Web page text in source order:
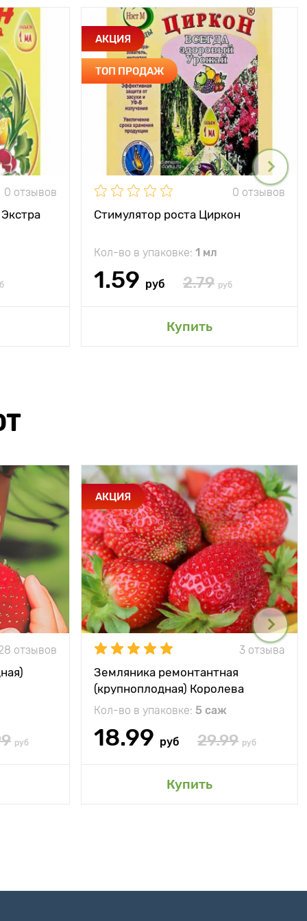
0 отзывов
АКЦИЯ
ТОП ПРОДАЖ
0 отзывов
Стимулятор роста Циркон
Кол-во в упаковке: 1 мл
1.59 руб 2.79 руб
Купить
отзывов
руб
АКЦИЯ
3 отзыва
Земляника ремонтантная
(крупноплодная) Королева
Елизавета
Кол-во в упаковке: 5 саж
18.99 руб 29.99 руб
Купить